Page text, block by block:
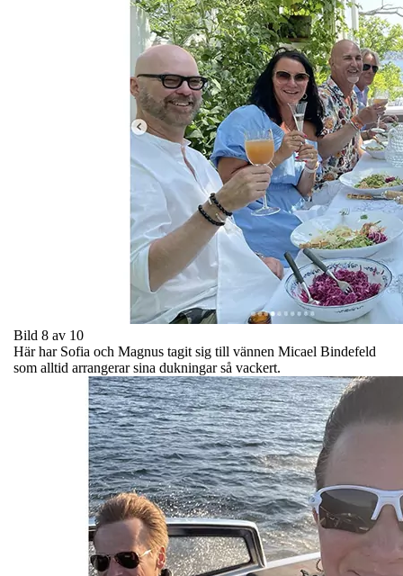
Bild 8 av 10
Här har Sofia och Magnus tagit sig till vännen Micael Bindefeld
som alltid arrangerar sina dukningar så vackert.